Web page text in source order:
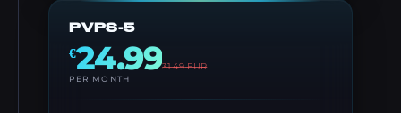
PVPS-5
€24.9931.49EUR
PER MONTH